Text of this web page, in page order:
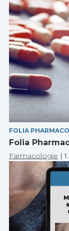
FOLIA
Folia
Farmacologie |